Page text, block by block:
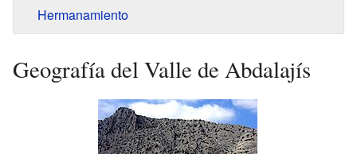
Hermanamiento
Geografía del Valle de Abdalajís